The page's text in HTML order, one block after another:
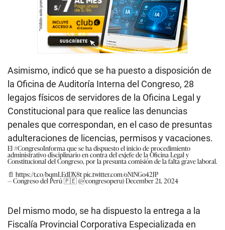
Asimismo, indicó que se ha puesto a disposición de
la Oficina de Auditoría Interna del Congreso, 28
legajos físicos de servidores de la Oficina Legal y
Constitucional para que realice las denuncias
penales que correspondan, en el caso de presuntas
adulteraciones de licencias, permisos y vacaciones.
El#CongresoInforma que se ha dispuesto el inicio de procedimiento
administrativo disciplinario en contra del exjefe de la Oficina Legal y
Constitucional del Congreso, por la presunta comisión de la falta grave laboral.
📄 https://t.co/bqmLEdDX8tpic.twitter.com/oN1NGo42JP
— Congreso del Perú 🇵🇪 (@congresoperu)December 21, 2024
Del mismo modo, se ha dispuesto la entrega a la
Fiscalía Provincial Corporativa Especializada en